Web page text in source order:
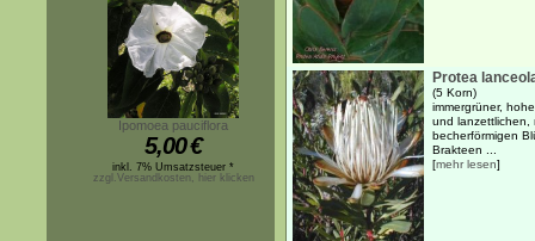
Ipomoea pauciflora
5,00€
inkl. 7% Umsatzsteuer *
zzgl.Versandkosten, hier klicken
Protea
(5 Korn)
immergrüner,
und lanzettlichen,
becherförmigen
Brakteen ...
[mehr lesen]